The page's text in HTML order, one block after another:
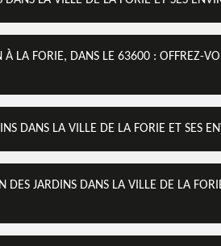
LA FORIE, DANS LE 63600 : OFFREZ-
DANS LA VILLE DE LA FORIE ET SES
JARDINS DANS LA VILLE DE LA